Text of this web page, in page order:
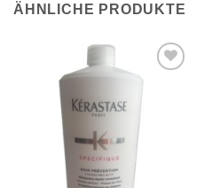
ÄHNLICHE PRODUKTE
Wunschliste